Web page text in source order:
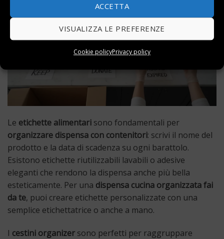
ACCETTA
VISUALIZZA LE PREFERENZE
Cookie policyPrivacy policy
Le etichette alimentari sono fondamentali per
organizzare dispensa con contenitori: scrivi il nome del
prodotto e la data di scadenza su ogni barattolo.
Esistono etichette riutilizzabili lavabili o adesive
eleganti che rendono la dispensa anche più bella
esteticamente. Per una dispensa cucina organizzata fai
da te, puoi creare etichette personalizzate con una
semplice etichettatrice o anche a mano.
I cestini organizer sono perfetti per raggruppare